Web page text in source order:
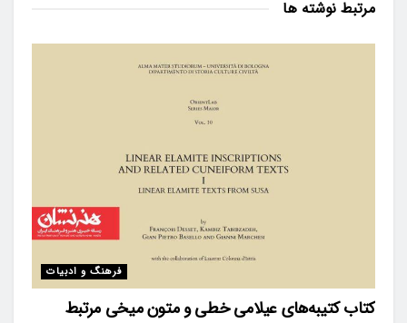
مرتبط نوشته ها
فرهنگ و ادبیات
کتاب کتیبه‌های عیلامی خطی و متون میخی مرتبط